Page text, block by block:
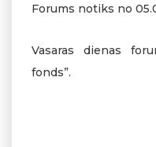
Forums notiks no
Vasaras dienas
fonds”.